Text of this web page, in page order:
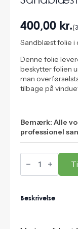
400,00 kr.(
Sandblæst folie i
Denne folie
beskytter folien
man
tilbage på
Bemærk: Alle
professionel
Sandblæst
design
antal
Beskrivelse